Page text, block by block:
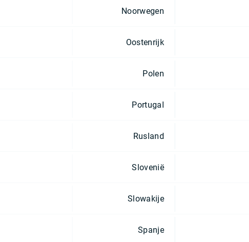
Noorwegen
Oostenrijk
Polen
Portugal
Rusland
Slovenië
Slowakije
Spanje